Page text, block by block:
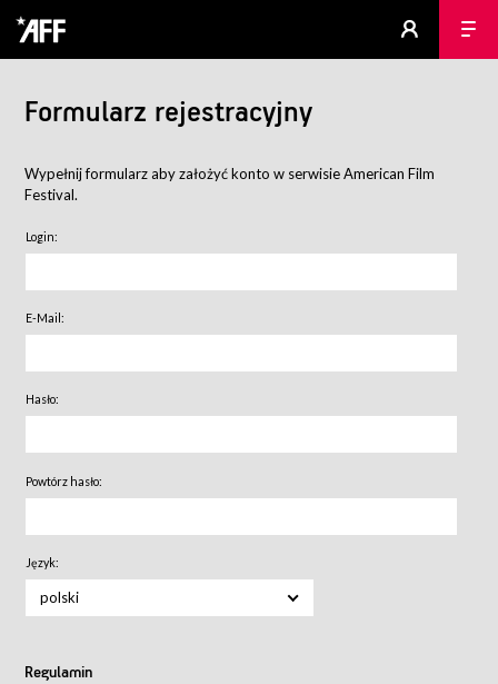
Formularz rejestracyjny
Wypełnij formularz aby założyć konto w serwisie American Film
Festival.
Login:
E-Mail:
Hasło:
Powtórz hasło:
Język:
polski
Regulamin